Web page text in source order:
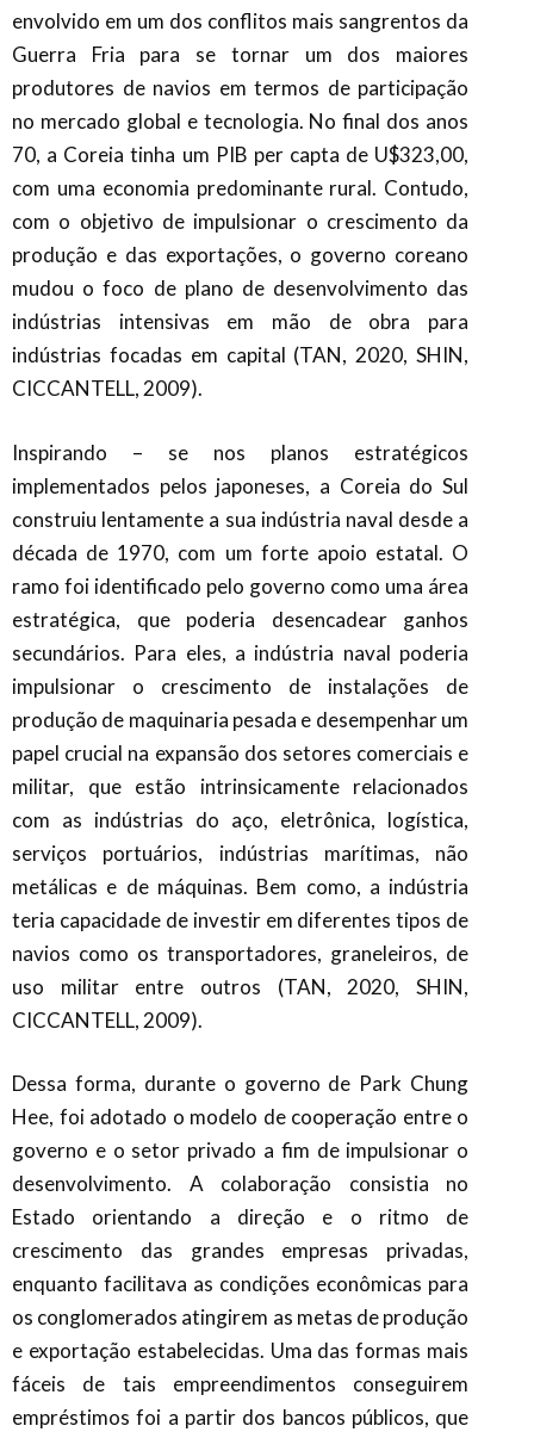
envolvido em um dos conflitos mais sangrentos da
Guerra Fria para se tornar um dos maiores
produtores de navios em termos de participação
no mercado global e tecnologia. No final dos anos
70, a Coreia tinha um PIB per capta de U$323,00,
com uma economia predominante rural. Contudo,
com o objetivo de impulsionar o crescimento da
produção e das exportações, o governo coreano
mudou o foco de plano de desenvolvimento das
indústrias intensivas em mão de obra para
indústrias focadas em capital (TAN, 2020, SHIN,
CICCANTELL, 2009).
Inspirando – se nos planos estratégicos
implementados pelos japoneses, a Coreia do Sul
construiu lentamente a sua indústria naval desde a
década de 1970, com um forte apoio estatal. O
ramo foi identificado pelo governo como uma área
estratégica, que poderia desencadear ganhos
secundários. Para eles, a indústria naval poderia
impulsionar o crescimento de instalações de
produção de maquinaria pesada e desempenhar um
papel crucial na expansão dos setores comerciais e
militar, que estão intrinsicamente relacionados
com as indústrias do aço, eletrônica, logística,
serviços portuários, indústrias marítimas, não
metálicas e de máquinas. Bem como, a indústria
teria capacidade de investir em diferentes tipos de
navios como os transportadores, graneleiros, de
uso militar entre outros (TAN, 2020, SHIN,
CICCANTELL, 2009).
Dessa forma, durante o governo de Park Chung
Hee, foi adotado o modelo de cooperação entre o
governo e o setor privado a fim de impulsionar o
desenvolvimento. A colaboração consistia no
Estado orientando a direção e o ritmo de
crescimento das grandes empresas privadas,
enquanto facilitava as condições econômicas para
os conglomerados atingirem as metas de produção
e exportação estabelecidas. Uma das formas mais
fáceis de tais empreendimentos conseguirem
empréstimos foi a partir dos bancos públicos, que